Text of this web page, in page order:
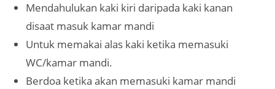
Mendahulukan kaki kiri daripada kaki kanan
disaat masuk kamar mandi
Untuk memakai alas kaki ketika memasuki
WC/kamar mandi.
Berdoa ketika akan memasuki kamar mandi